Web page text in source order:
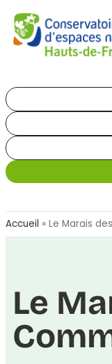
Accueil » Le Marais
Le